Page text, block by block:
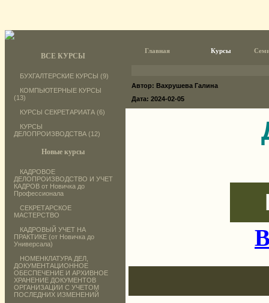
ВСЕ КУРСЫ
БУХГАЛТЕРСКИЕ КУРСЫ (9)
КОМПЬЮТЕРНЫЕ КУРСЫ
(13)
КУРСЫ СЕКРЕТАРИАТА (6)
КУРСЫ
ДЕЛОПРОИЗВОДСТВА (12)
Новые курсы
КАДРОВОЕ
ДЕЛОПРОИЗВОДСТВО И УЧЕТ
КАДРОВ от Новичка до
Профессионала
СЕКРЕТАРСКОЕ
МАСТЕРСТВО
КАДРОВЫЙ УЧЕТ НА
ПРАКТИКЕ (от Новичка до
Универсала)
НОМЕНКЛАТУРА ДЕЛ,
ДОКУМЕНТАЦИОННОЕ
ОБЕСПЕЧЕНИЕ И АРХИВНОЕ
ХРАНЕНИЕ ДОКУМЕНТОВ
ОРГАНИЗАЦИИ С УЧЕТОМ
ПОСЛЕДНИХ ИЗМЕНЕНИЙ
Главная Курсы
Автор: Вахрушева Галина
Дата: 2024-02-05